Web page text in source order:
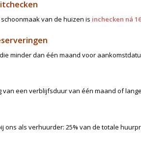
van de huizen is inchecken ná
minder dan één maand voor
van een verblijfsduur van één maand of
ons als verhuurder: 25% van de totale